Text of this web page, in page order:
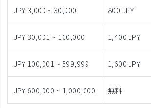
JPY 3,000 ~ 30,000 800 JPY
JPY 30,001 ~ 100,000 1,400 JPY
JPY 100,001 ~ 599,999 1,600 JPY
JPY 600,000 ~ 1,000,000 無料